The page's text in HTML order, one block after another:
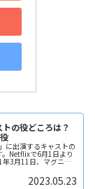
の役どころは？
に出演するキャストの
。Netflixで6月1日より
年3月11日、マグニチ
都・東ReadMore...
2023.05.23